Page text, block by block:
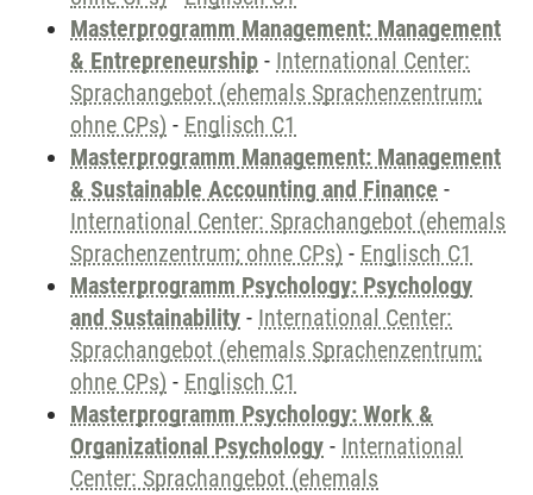
Masterprogramm Management: Management
& Entrepreneurship - International Center:
Sprachangebot (ehemals Sprachenzentrum;
ohne CPs) - Englisch C1
Masterprogramm Management: Management
& Sustainable Accounting and Finance -
International Center: Sprachangebot (ehemals
Sprachenzentrum; ohne CPs) - Englisch C1
Masterprogramm Psychology: Psychology
and Sustainability - International Center:
Sprachangebot (ehemals Sprachenzentrum;
ohne CPs) - Englisch C1
Masterprogramm Psychology: Work &
Organizational Psychology - International
Center: Sprachangebot (ehemals